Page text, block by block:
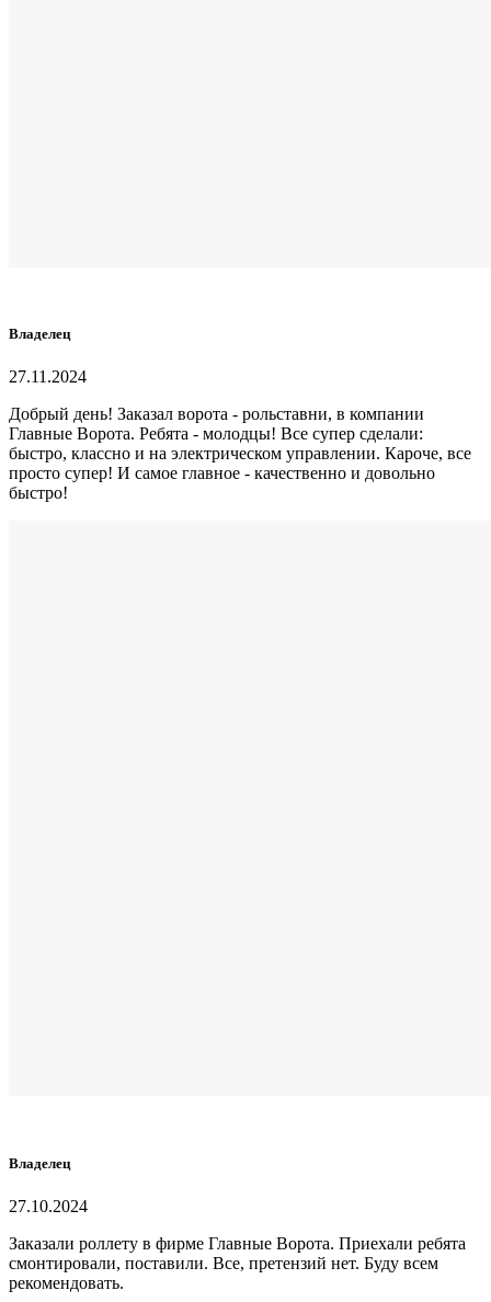
Владелец
27.11.2024
Добрый день! Заказал ворота - рольставни, в компании
Главные Ворота. Ребята - молодцы! Все супер сделали:
быстро, классно и на электрическом управлении. Кароче, все
просто супер! И самое главное - качественно и довольно
быстро!
Владелец
27.10.2024
Заказали роллету в фирме Главные Ворота. Приехали ребята
смонтировали, поставили. Все, претензий нет. Буду всем
рекомендовать.